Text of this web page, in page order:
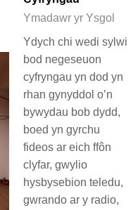
Ymadawr yr Ysgol
Ydych chi wedi sylwi
bod negeseuon
cyfryngau yn dod yn
rhan gynyddol o’n
bywydau bob dydd,
boed yn gyrchu
fideos ar eich ffôn
clyfar, gwylio
hysbysebion teledu,
gwrando ar y radio,